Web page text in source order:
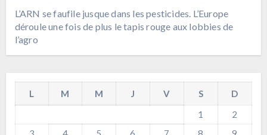
L’ARN se faufile jusque dans les pesticides. L’Europe
déroule une fois de plus le tapis rouge aux lobbies de
l’agro
L M M J V S
D
1
2